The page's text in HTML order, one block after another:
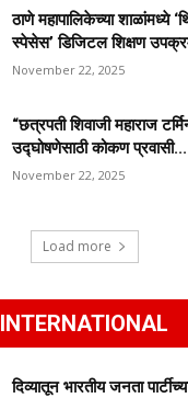
ठाणे महापालिकेच्या शाळांमध्ये
स्पेसेस’ डिजिटल शिक्षण
November 22, 2025
“छत्रपती शिवाजी महाराज
उद्घोषणेसाठी कोकण प्रवासी...
November 22, 2025
Load more
INTERNATIONAL
दिव्यातून भारतीय जनता